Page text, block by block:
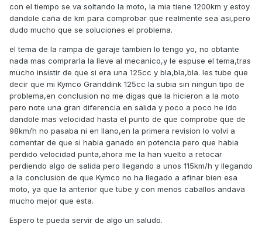
con el tiempo se va soltando la moto, la mia tiene 1200km y estoy
dandole caña de km para comprobar que realmente sea asi,pero
dudo mucho que se soluciones el problema.
el tema de la rampa de garaje tambien lo tengo yo, no obtante
nada mas comprarla la lleve al mecanico,y le espuse el tema,tras
mucho insistir de que si era una 125cc y bla,bla,bla. les tube que
decir que mi Kymco Granddink 125cc la subia sin ningun tipo de
problema,en conclusion no me digas que la hicieron a la moto
pero note una gran diferencia en salida y poco a poco he ido
dandole mas velocidad hasta el punto de que comprobe que de
98km/h no pasaba ni en llano,en la primera revision lo volvi a
comentar de que si habia ganado en potencia pero que habia
perdido velocidad punta,ahora me la han vuelto a retocar
perdiendo algo de salida pero llegando a unos 115km/h y llegando
a la conclusion de que Kymco no ha llegado a afinar bien esa
moto, ya que la anterior que tube y con menos caballos andava
mucho mejor que esta.
Espero te pueda servir de algo un saludo.